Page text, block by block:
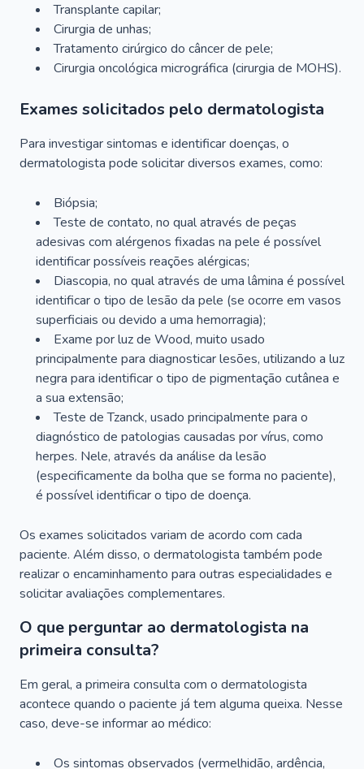
Transplante capilar;
Cirurgia de unhas;
Tratamento cirúrgico do câncer de pele;
Cirurgia oncológica micrográfica (cirurgia de MOHS).
Exames solicitados pelo dermatologista
Para investigar sintomas e identificar doenças, o
dermatologista pode solicitar diversos exames, como:
Biópsia;
Teste de contato, no qual através de peças
adesivas com alérgenos fixadas na pele é possível
identificar possíveis reações alérgicas;
Diascopia, no qual através de uma lâmina é possível
identificar o tipo de lesão da pele (se ocorre em vasos
superficiais ou devido a uma hemorragia);
Exame por luz de Wood, muito usado
principalmente para diagnosticar lesões, utilizando a luz
negra para identificar o tipo de pigmentação cutânea e
a sua extensão;
Teste de Tzanck, usado principalmente para o
diagnóstico de patologias causadas por vírus, como
herpes. Nele, através da análise da lesão
(especificamente da bolha que se forma no paciente),
é possível identificar o tipo de doença.
Os exames solicitados variam de acordo com cada
paciente. Além disso, o dermatologista também pode
realizar o encaminhamento para outras especialidades e
solicitar avaliações complementares.
O que perguntar ao dermatologista na
primeira consulta?
Em geral, a primeira consulta com o dermatologista
acontece quando o paciente já tem alguma queixa. Nesse
caso, deve-se informar ao médico:
Os sintomas observados (vermelhidão, ardência,